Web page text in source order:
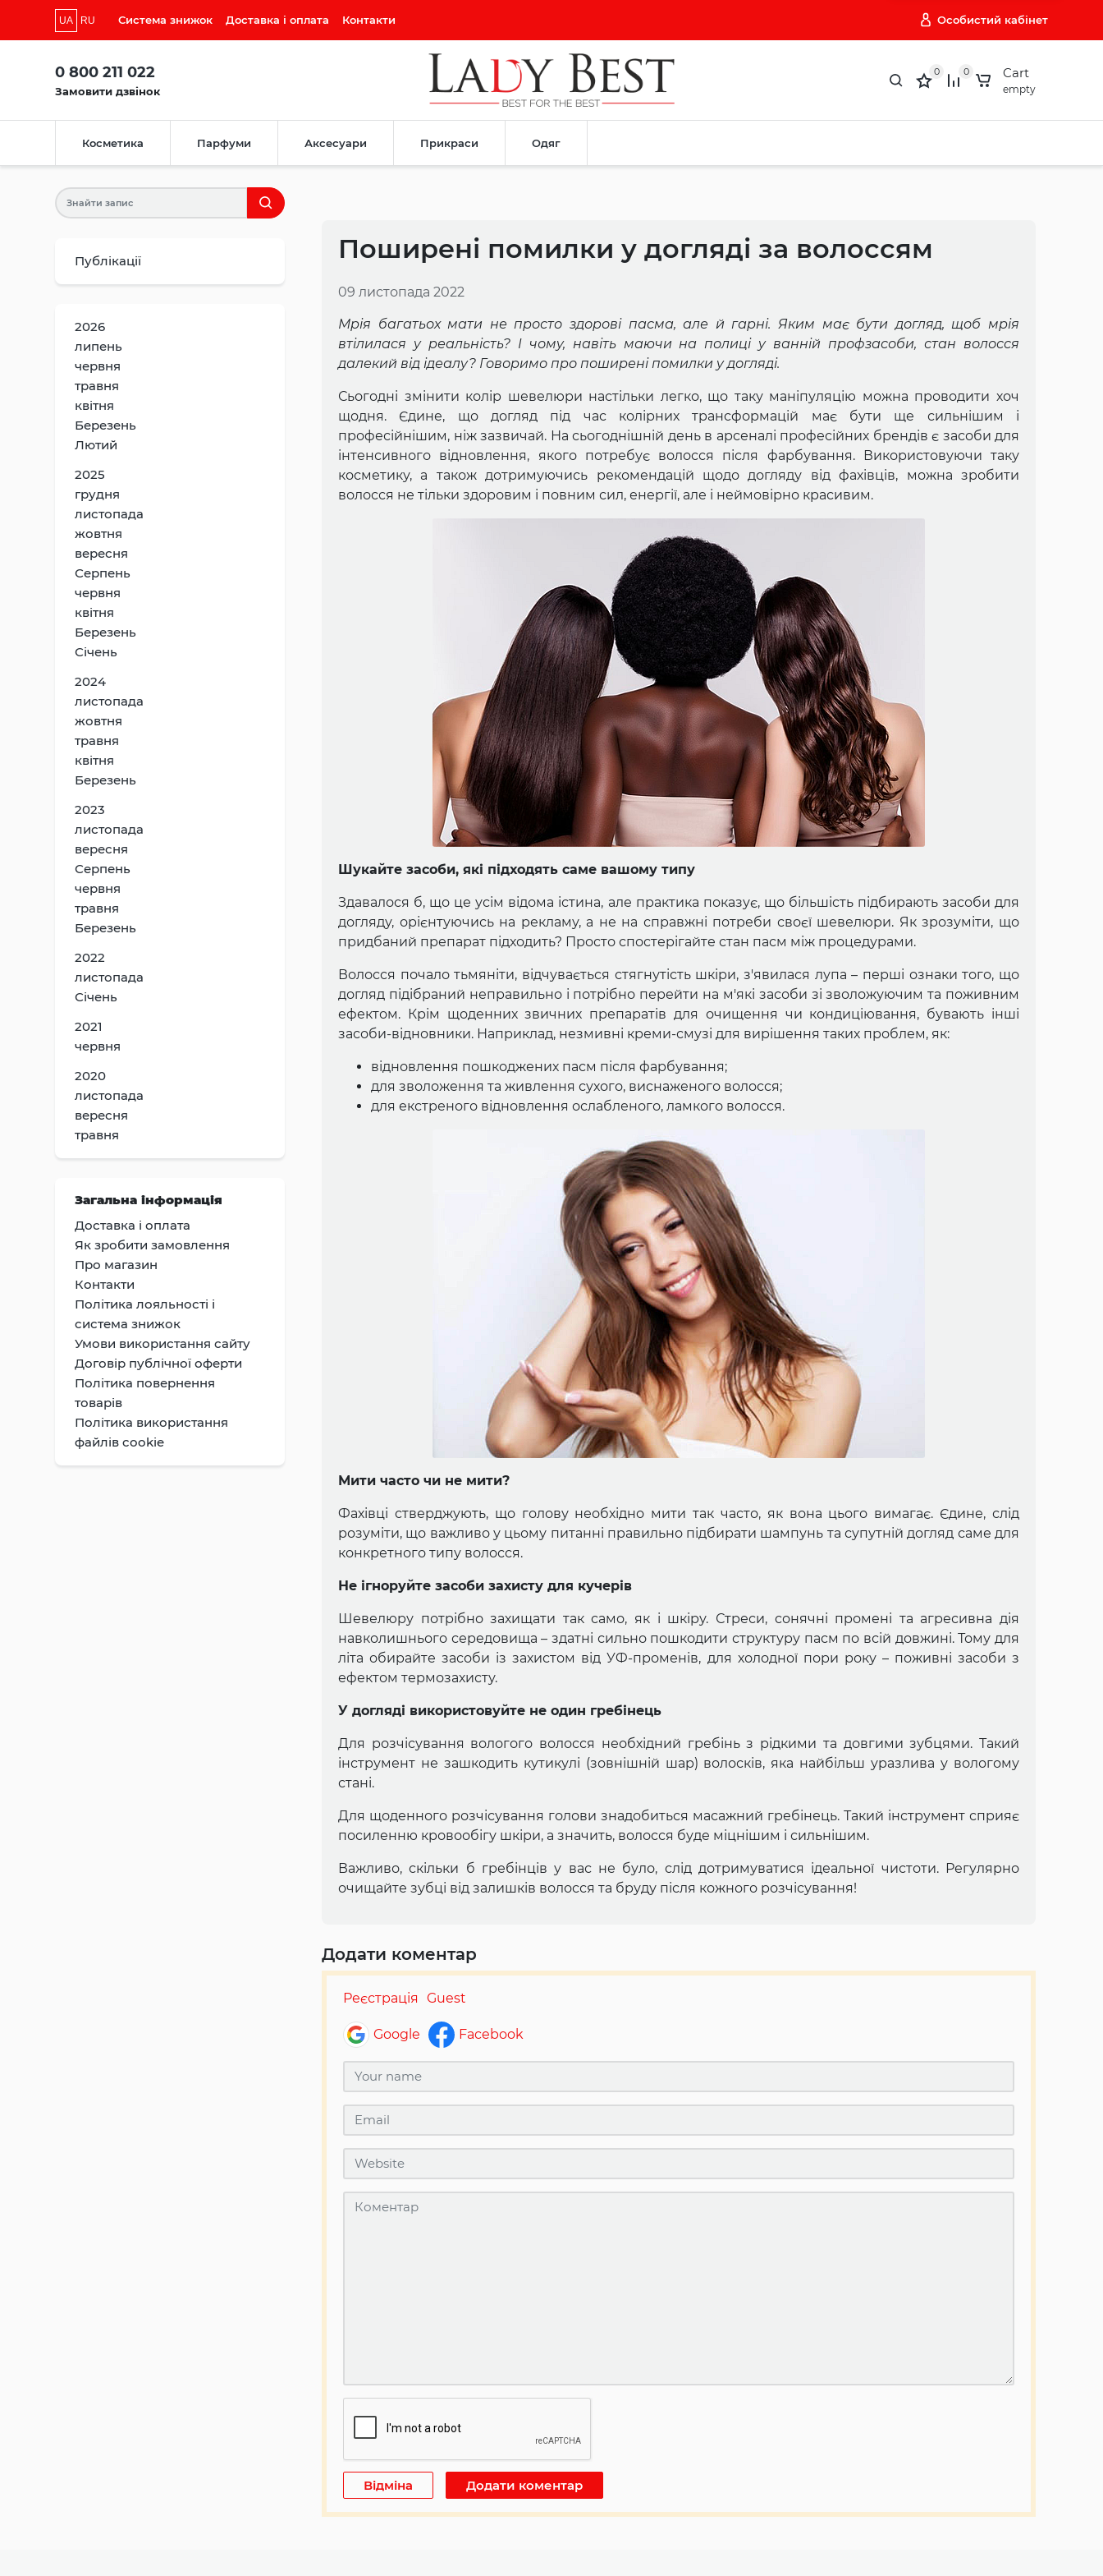
UA RU Система знижок Доставка і оплата Контакти Особистий кабінет
0 800 211 022
Замовити дзвінок
0 0 Cart
empty
Косметика Парфуми Аксесуари Прикраси Одяг
Публікації
2026
липень
червня
травня
квітня
Березень
Лютий
2025
грудня
листопада
жовтня
вересня
Серпень
червня
квітня
Березень
Січень
2024
листопада
жовтня
травня
квітня
Березень
2023
листопада
вересня
Серпень
червня
травня
Березень
2022
листопада
Січень
2021
червня
2020
листопада
вересня
травня
Загальна інформація
Доставка i оплата
Як зробити замовлення
Про магазин
Контакти
Політика лояльності і
система знижок
Умови використання сайту
Договір публічної оферти
Політика повернення
товарів
Політика використання
файлів cookie
Поширені помилки у догляді за волоссям
09 листопада 2022
Мрія багатьох мати не просто здорові пасма, але й гарні. Яким має бути догляд, щоб мрія
втілилася у реальність? І чому, навіть маючи на полиці у ванній профзасоби, стан волосся
далекий від ідеалу? Говоримо про поширені помилки у догляді.
Сьогодні змінити колір шевелюри настільки легко, що таку маніпуляцію можна проводити хоч
щодня. Єдине, що догляд під час колірних трансформацій має бути ще сильнішим і
професійнішим, ніж зазвичай. На сьогоднішній день в арсеналі професійних брендів є засоби для
інтенсивного відновлення, якого потребує волосся після фарбування. Використовуючи таку
косметику, а також дотримуючись рекомендацій щодо догляду від фахівців, можна зробити
волосся не тільки здоровим і повним сил, енергії, але і неймовірно красивим.
Шукайте засоби, які підходять саме вашому типу
Здавалося б, що це усім відома істина, але практика показує, що більшість підбирають засоби для
догляду, орієнтуючись на рекламу, а не на справжні потреби своєї шевелюри. Як зрозуміти, що
придбаний препарат підходить? Просто спостерігайте стан пасм між процедурами.
Волосся почало тьмяніти, відчувається стягнутість шкіри, з'явилася лупа – перші ознаки того, що
догляд підібраний неправильно і потрібно перейти на м'які засоби зі зволожуючим та поживним
ефектом. Крім щоденних звичних препаратів для очищення чи кондиціювання, бувають інші
засоби-відновники. Наприклад, незмивні креми-смузі для вирішення таких проблем, як:
відновлення пошкоджених пасм після фарбування;
для зволоження та живлення сухого, виснаженого волосся;
для екстреного відновлення ослабленого, ламкого волосся.
Мити часто чи не мити?
Фахівці стверджують, що голову необхідно мити так часто, як вона цього вимагає. Єдине, слід
розуміти, що важливо у цьому питанні правильно підбирати шампунь та супутній догляд саме для
конкретного типу волосся.
Не ігноруйте засоби захисту для кучерів
Шевелюру потрібно захищати так само, як і шкіру. Стреси, сонячні промені та агресивна дія
навколишнього середовища – здатні сильно пошкодити структуру пасм по всій довжині. Тому для
літа обирайте засоби із захистом від УФ-променів, для холодної пори року – поживні засоби з
ефектом термозахисту.
У догляді використовуйте не один гребінець
Для розчісування вологого волосся необхідний гребінь з рідкими та довгими зубцями. Такий
інструмент не зашкодить кутикулі (зовнішній шар) волосків, яка найбільш уразлива у вологому
стані.
Для щоденного розчісування голови знадобиться масажний гребінець. Такий інструмент сприяє
посиленню кровообігу шкіри, а значить, волосся буде міцнішим і сильнішим.
Важливо, скільки б гребінців у вас не було, слід дотримуватися ідеальної чистоти. Регулярно
очищайте зубці від залишків волосся та бруду після кожного розчісування!
Додати коментар
Реєстрація Guest
Google Facebook